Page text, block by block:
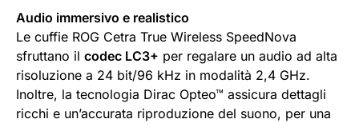
Audio immersivo e realistico
Le cuffie ROG Cetra True Wireless SpeedNova
sfruttano il codec LC3+ per regalare un audio ad alta
risoluzione a 24 bit/96 kHz in modalità 2,4 GHz.
Inoltre, la tecnologia Dirac Opteo™ assicura dettagli
ricchi e un’accurata riproduzione del suono, per una